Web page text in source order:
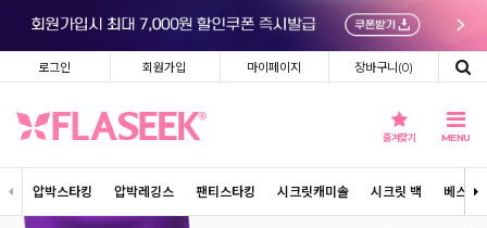
로그인 회원가입 마이페이지 장바구니(0)
즐겨찾기 MENU
압박스타킹 압박레깅스 팬티스타킹 시크릿캐미솔 시크릿 백 베스트